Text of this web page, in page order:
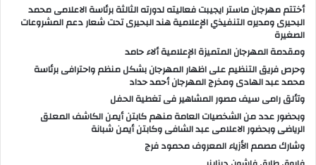
أختتم مهرجان ماستر ايجيبت فعاليته لدورته الثالثة برئاسة الاعلامى محمد
البحيرى ومديره التنفيذي الإعلامية هند البحيرى تحت شعار دعم المشروعات
الصغيرة
ومقدمة المهرجان المتميزة الإعلامية ألاء حامد
وحرص فريق التنظيم على اظهار المهرجان بشكل منظم واحترافى برئاسة
محمد عبد الهادى ومخرج المهرجان أحمد حداد
وتألق رامى سيف مصور المشاهير فى تغطية الحفل
وبحضور عدد من الشخصيات العامة منهم كابتن أيمن الكاشف المعلق
الرياضى وبحضور الاعلامى عبد الشافى وكابتن أيمن شبانة
وشارك مصمم الأزياء المعروف محمود فرج